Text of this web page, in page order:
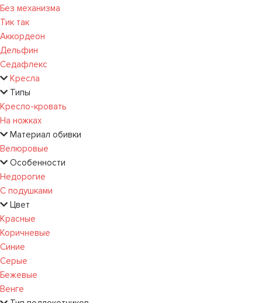
Без механизма
Тик так
Аккордеон
Дельфин
Седафлекс
Кресла
Типы
Кресло-кровать
На ножках
Материал обивки
Велюровые
Особенности
Недорогие
С подушками
Цвет
Красные
Коричневые
Синие
Серые
Бежевые
Венге